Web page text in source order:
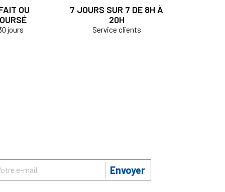
OU
jours
7 JOURS SUR 7 DE 8H À
20H
Service clients
Envoyer